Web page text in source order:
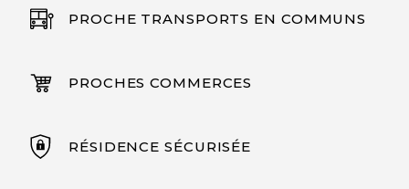
PROCHE TRANSPORTS EN COMMUNS
PROCHES COMMERCES
RÉSIDENCE SÉCURISÉE